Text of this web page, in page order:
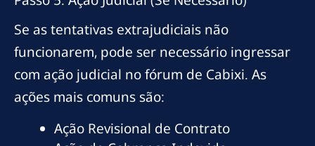
Se as tentativas extrajudiciais não
funcionarem, pode ser necessário ingressar
com ação judicial no fórum de Cabixi. As
ações mais comuns são:
Ação Revisional de Contrato